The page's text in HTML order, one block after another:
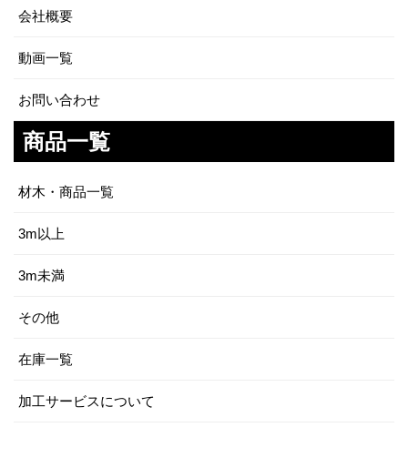
会社概要
動画一覧
お問い合わせ
商品一覧
材木・商品一覧
3m以上
3m未満
その他
在庫一覧
加工サービスについて